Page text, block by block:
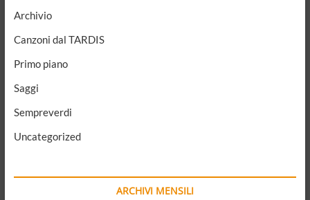
Archivio
Canzoni dal TARDIS
Primo piano
Saggi
Sempreverdi
Uncategorized
ARCHIVI MENSILI